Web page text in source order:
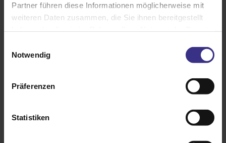
Partner führen diese Informationen möglicherweise mit
weiteren Daten zusammen, die Sie ihnen bereitgestellt
Notwendig
Präferenzen
Statistiken